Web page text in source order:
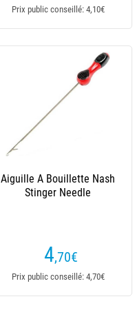
Prix public conseillé: 4,10€
Aiguille A Bouillette Nash
Stinger Needle
4,70€
Prix public conseillé: 4,70€